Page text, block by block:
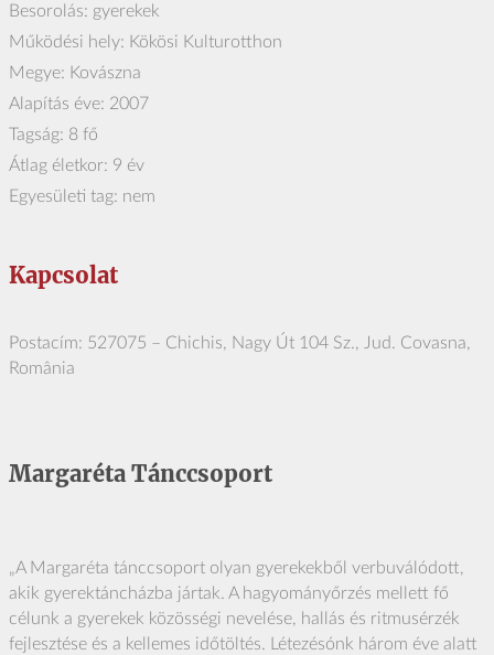
Besorolás: gyerekek
Működési hely: Kökösi Kulturotthon
Megye: Kovászna
Alapítás éve: 2007
Tagság: 8 fő
Átlag életkor: 9 év
Egyesületi tag: nem
Kapcsolat
Postacím: 527075 – Chichis, Nagy Út 104 Sz., Jud. Covasna,
România
Margaréta Tánccsoport
„A Margaréta tánccsoport olyan gyerekekből verbuválódott,
akik gyerektáncházba jártak. A hagyományőrzés mellett fő
célunk a gyerekek közösségi nevelése, hallás és ritmusérzék
fejlesztése és a kellemes időtöltés. Létezésónk három éve alatt